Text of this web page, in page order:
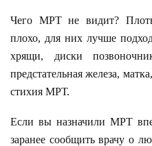
Чего МРТ не видит?
плохо, для них лучше
хрящи, диски
предстательная железа,
стихия МРТ.
Если вы назначили МРТ
заранее сообщить врачу о